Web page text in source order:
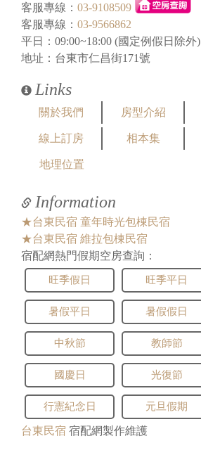
客服專線： 03-9108509
客服專線： 03-9566862
平日：09:00~18:00 (國定例假日除外)
地址：台東市仁昌街171號
Links
關於我們 房型介紹
線上訂房 相本集
地理位置
Information
★台東民宿 童年時光包棟民宿
★台東民宿 維拉包棟民宿
宿配網熱門假期空房查詢：
旺季假日 旺季平日
暑假平日 暑假假日
中秋節 教師節
國慶日 光復節
行憲紀念日 元旦假期
台東民宿 宿配網製作維護